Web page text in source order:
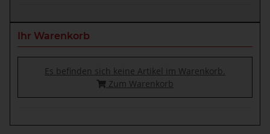
Ihr Warenkorb
Es befinden sich keine Artikel im Warenkorb.
Zum Warenkorb